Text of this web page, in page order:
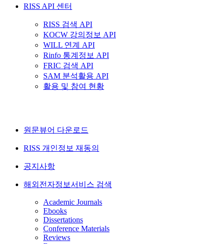
RISS API 센터
RISS 검색 API
KOCW 강의정보 API
WILL 연계 API
Rinfo 통계정보 API
FRIC 검색 API
SAM 분석활용 API
활용 및 참여 현황
원문뷰어 다운로드
RISS 개인정보 재동의
공지사항
해외전자정보서비스 검색
Academic Journals
Ebooks
Dissertations
Conference Materials
Reviews